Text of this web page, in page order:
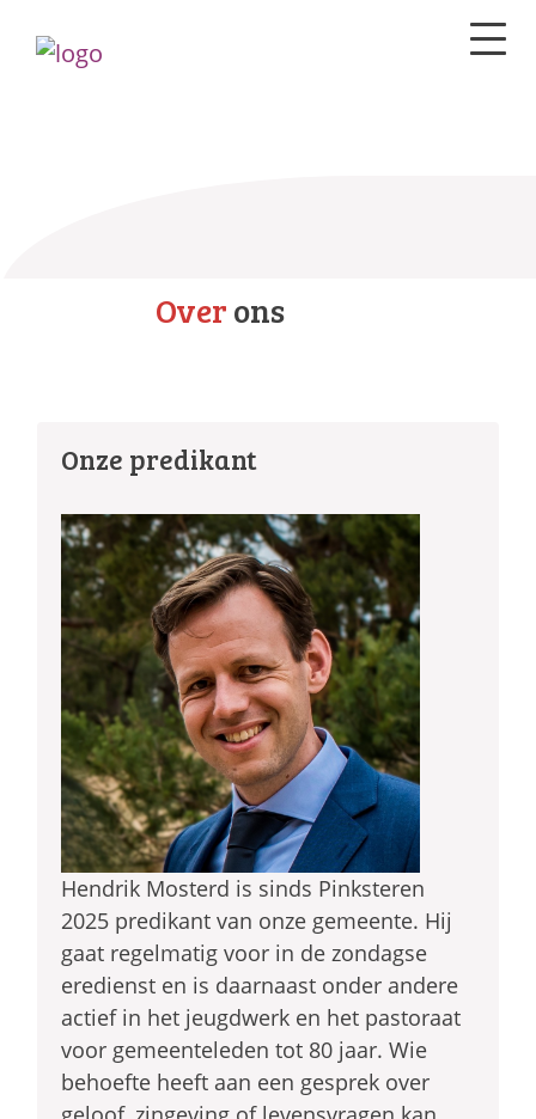
Overons
Onze predikant
Hendrik Mosterd is sinds Pinksteren
2025 predikant van onze gemeente. Hij
gaat regelmatig voor in de zondagse
eredienst en is daarnaast onder andere
actief in het jeugdwerk en het pastoraat
voor gemeenteleden tot 80 jaar. Wie
behoefte heeft aan een gesprek over